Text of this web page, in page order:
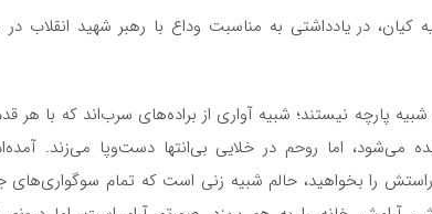
کیان، در یادداشتی به مناسبت وداع با رهبر شهید انقلاب
پارچه نیستند؛ شبیه آواری از براده‌های سرب‌اند که با هر
می‌شود، اما روحم در خلایی بی‌انتها دست‌وپا می‌زند.
راستش را بخواهید، حالم شبیه زنی است که تمام سوگواری‌های